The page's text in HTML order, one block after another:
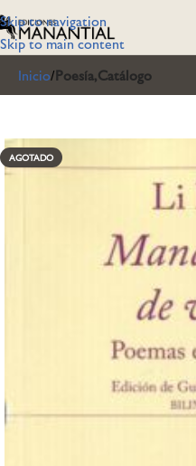
Skip to navigation
Skip to main content
Inicio Poesía,Catálogo
AGOTADO